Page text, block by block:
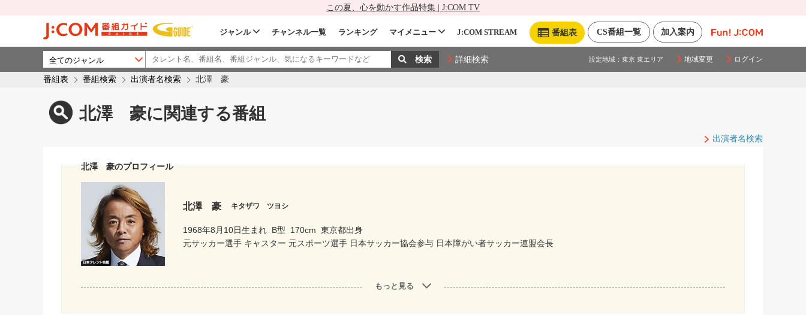
この夏、心を動かす作品特集 | J:COM TV
加入案内
CS番組一覧
番組表
ジャンル チャンネル一覧 ランキング マイメニュー J:COM STREAM
詳細検索 設定地域： 東京 東エリア 地域変更 ログイン
番組表 番組検索 出演者名検索 北澤 豪
北澤 豪に関連する番組
出演者名検索
北澤 豪のプロフィール
北澤 豪 キタザワ ツヨシ
1968年8月10日生まれ B型 170cm 東京都出身
元サッカー選手 キャスター 元スポーツ選手 日本サッカー協会参与 日本障がい者サッカー連盟会長
もっと見る